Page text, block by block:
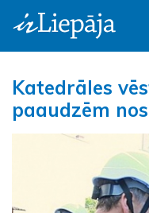
Katedrāles
paaudzēm